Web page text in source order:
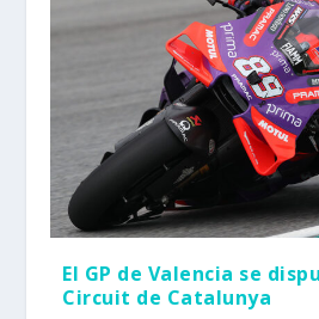
El GP de Valencia se
Circuit de Catalunya